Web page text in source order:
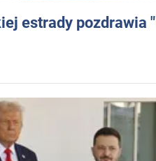
estrady pozdrawia